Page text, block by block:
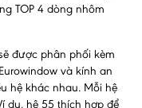
TOP 4 dòng nhôm
được phân phối kèm
và kính an
hệ khác nhau. Mỗi hệ
dụ, hệ 55 thích hợp để